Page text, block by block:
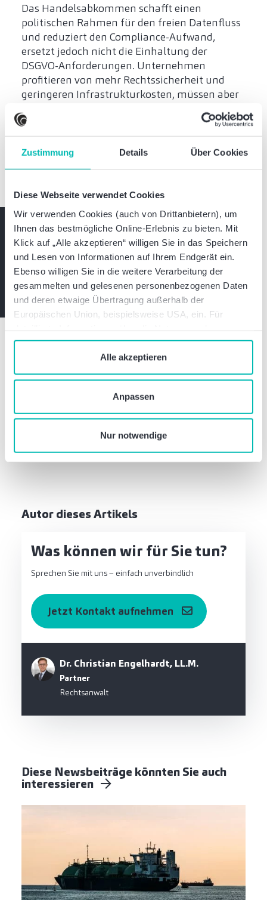
Zustimmung Details Über Cookies
Diese Webseite verwendet Cookies
Wir verwenden Cookies (auch von Drittanbietern), um
Ihnen das bestmögliche Online-Erlebnis zu bieten. Mit
Klick auf „Alle akzeptieren“ willigen Sie in das Speichern
und Lesen von Informationen auf Ihrem Endgerät ein.
Ebenso willigen Sie in die weitere Verarbeitung der
gesammelten und gelesenen personenbezogenen Daten
und deren etwaige Übertragung außerhalb der
Europäischen Union, beispielsweise USA, ein. Für
Verwaltung von Cookies klicken Sie auf „Details“. Mit
dem Klick auf „Cookies verbieten“ lehnen Sie die
Verwendung von zustimmungspflichtigen Cookies ab. Sie
, wenn Sie unsere Webseite
nutzen.
Alle akzeptieren
Anpassen
Nur notwendige
Das Handelsabkommen schafft einen
politischen Rahmen für den freien Datenfluss
und reduziert den Compliance-Aufwand,
ersetzt jedoch nicht die Einhaltung der
DSGVO-Anforderungen. Unternehmen
profitieren von mehr Rechtssicherheit und
geringeren Infrastrukturkosten, müssen aber
weiterhin umfassende rechtliche, technische
und organisatorische Maßnahmen für den
Datentransfer nach Indien umsetzen. Die
Konvergenz der Datenschutzgesetze kann im
Rahmen von TIAs als Argument für ein
Bleiben Sie informiert
Expertenwissen und exklusive Einladungen
Jetzt abonnieren
Waren diese Informationen hilfreich?
Diesen Beitrag teilen:
Autor dieses Artikels
Dr. Christian Engelhardt, LL.M.
Partner
Rechtsanwalt
Was können wir für Sie tun?
Sprechen Sie mit uns – einfach unverbindlich
Jetzt Kontakt aufnehmen
Diese Newsbeiträge könnten Sie auch
interessieren